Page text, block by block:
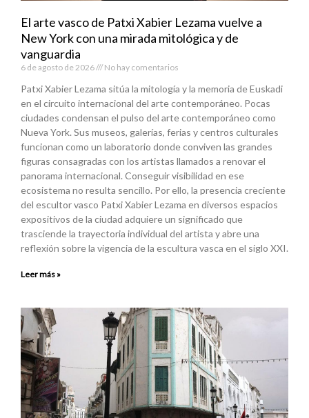
El arte vasco de Patxi Xabier Lezama vuelve a
New York con una mirada mitológica y de
vanguardia
6 de agosto de 2026 No hay comentarios
Patxi Xabier Lezama sitúa la mitología y la memoria de Euskadi
en el circuito internacional del arte contemporáneo. Pocas
ciudades condensan el pulso del arte contemporáneo como
Nueva York. Sus museos, galerías, ferias y centros culturales
funcionan como un laboratorio donde conviven las grandes
figuras consagradas con los artistas llamados a renovar el
panorama internacional. Conseguir visibilidad en ese
ecosistema no resulta sencillo. Por ello, la presencia creciente
del escultor vasco Patxi Xabier Lezama en diversos espacios
expositivos de la ciudad adquiere un significado que
trasciende la trayectoria individual del artista y abre una
reflexión sobre la vigencia de la escultura vasca en el siglo XXI.
Leer más »